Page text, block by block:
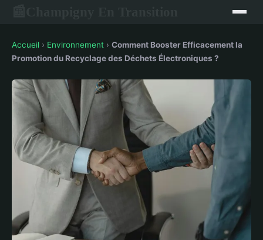
Accueil › Environnement › Comment Booster Efficacement la
Promotion du Recyclage des Déchets Électroniques ?